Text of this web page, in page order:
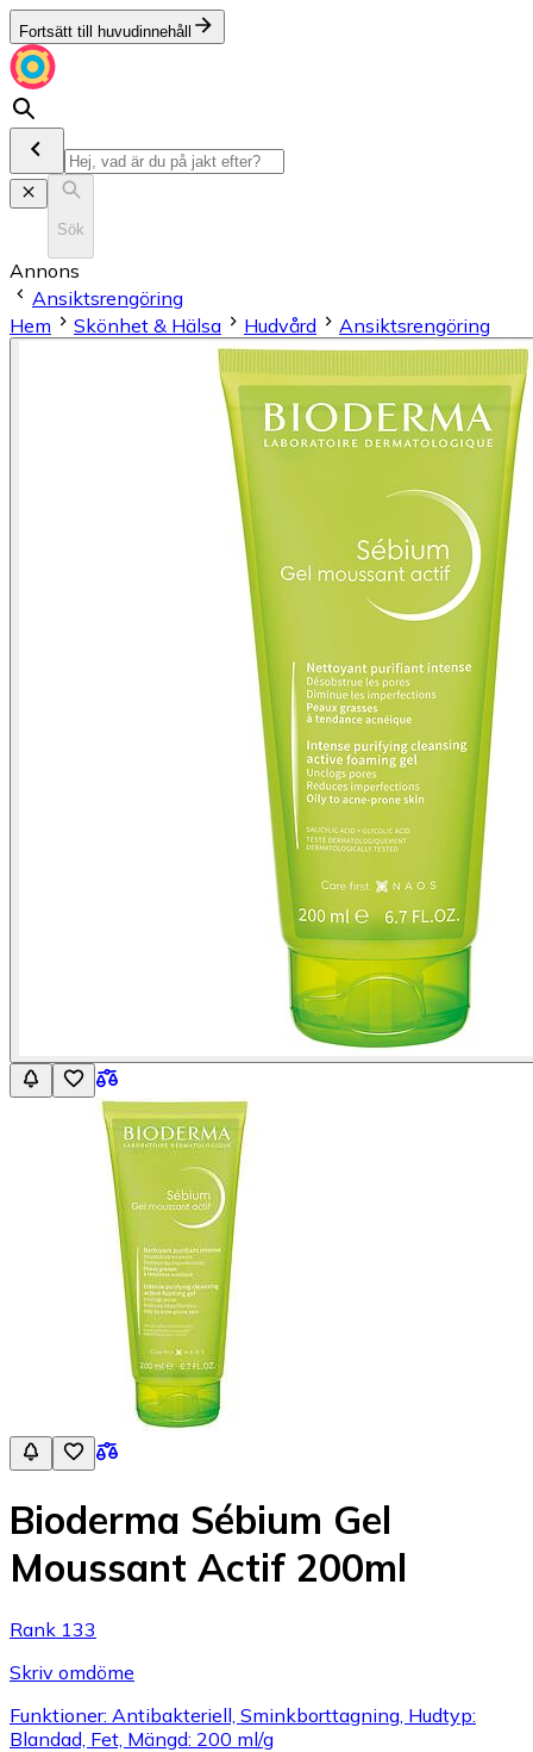
Fortsätt till huvudinnehåll
Sök
Annons
Ansiktsrengöring
Hem
Skönhet & Hälsa Hudvård Ansiktsrengöring
Bioderma Sébium Gel
Moussant Actif 200ml
Rank 133
Skriv omdöme
Funktioner: Antibakteriell, Sminkborttagning, Hudtyp:
Blandad, Fet, Mängd: 200 ml/g